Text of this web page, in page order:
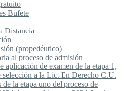
Bufete
Distancia
(propedéutico)
al proceso de admisión
aplicación de examen de la etapa 1,
selección a la Lic. En Derecho C.U.
de la etapa uno del proceso de